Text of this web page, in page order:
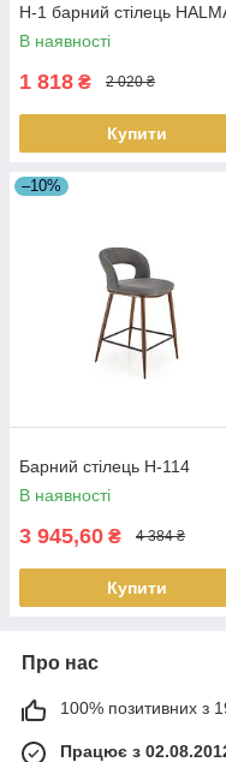
H-1 барний стілець
В наявності
1 818 ₴ 2 020 ₴
Купити
–10%
Барний стілець H-114
В наявності
3 945,60 ₴ 4 384 ₴
Купити
Про нас
100% позитивних з 19
Працює з